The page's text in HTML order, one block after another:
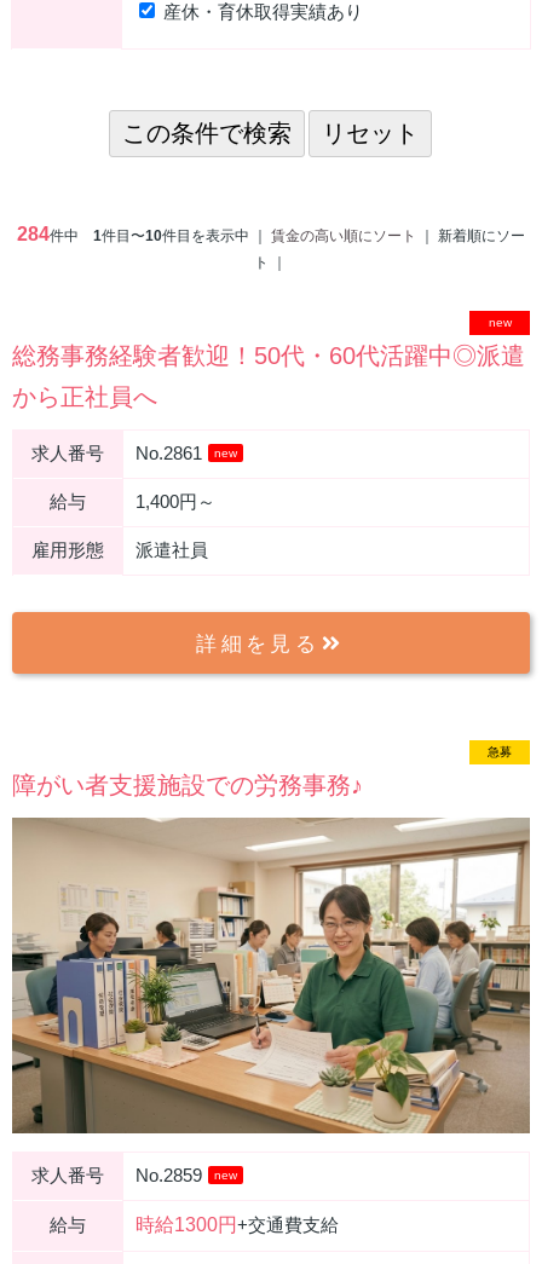
産休・育休取得実績あり
284件中 1件目〜10件目を表示中 ｜ 賃金の高い順にソート
｜ 新着順にソー
ト ｜
new
総務事務経験者歓迎！50代・60代活躍中◎派遣
から正社員へ
求人番号 No.2861 new
給与 1,400円～
雇用形態 派遣社員
詳細を見る
new
急募
障がい者支援施設での労務事務♪
求人番号 No.2859 new
給与 時給1300円+交通費支給